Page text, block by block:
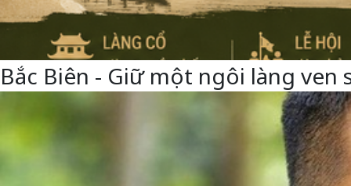
Bắc Biên - Giữ một ngôi làng ven